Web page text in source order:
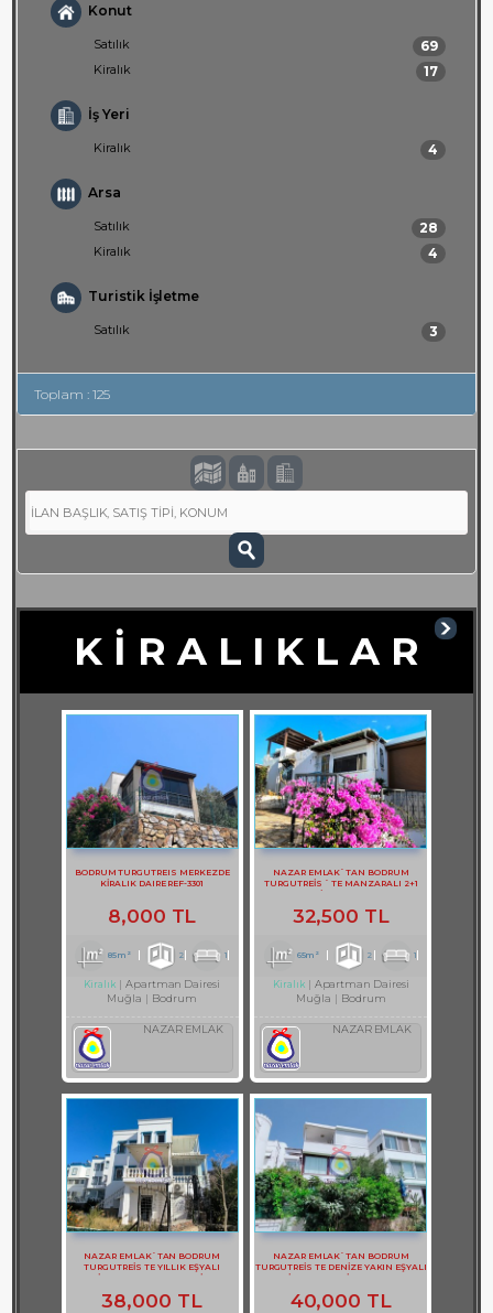
Konut
Satılık 69
Kiralık 17
İş Yeri
Kiralık 4
Arsa
Satılık 28
Kiralık 4
Turistik İşletme
Satılık 3
Toplam : 125
K İ R A L I K L A R
BODRUM TURGUTREIS MERKEZDE
KİRALIK DAIRE REF-3301
8,000 TL
85m² 2 1
Kiralık
Apartman Dairesi
Muğla
Bodrum
NAZAR EMLAK
NAZAR EMLAK`TAN BODRUM
TURGUTREİS ` TE MANZARALI 2+1
32,500 TL
65m² 2 1
Kiralık
Apartman Dairesi
Muğla
Bodrum
NAZAR EMLAK
NAZAR EMLAK`TAN BODRUM
TURGUTREİS TE YILLIK EŞYALI
KİRALIK BAHÇE KATI DAİRE
38,000 TL
NAZAR EMLAK`TAN BODRUM
TURGUTREİS TE DENİZE YAKIN EŞYALI
KİRALIK 1+1 DAİRE REF-2983
40,000 TL